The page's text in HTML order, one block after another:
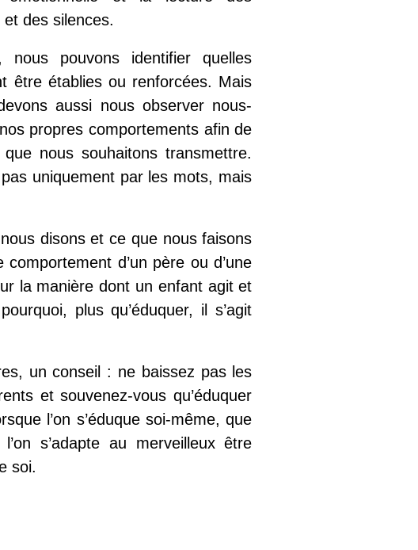
des silences.
pouvons identifier quelles
être établies ou renforcées. Mais
aussi nous observer nous-
propres comportements afin de
nous souhaitons transmettre.
uniquement par les mots, mais
disons et ce que nous faisons
d’un père ou d’une
la manière dont un enfant agit et
plus qu’éduquer, il s’agit
un conseil : ne baissez pas les
et souvenez-vous qu’éduquer
l’on s’éduque soi-même, que
s’adapte au merveilleux être
soi.